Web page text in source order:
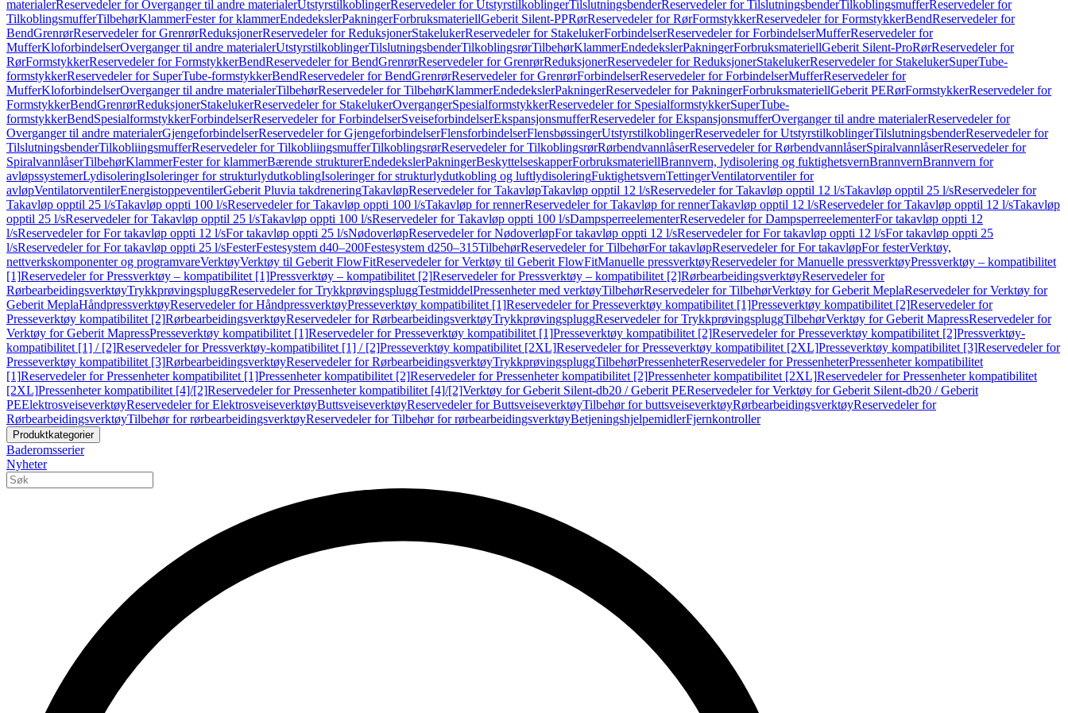
materialerReservedeler for Overganger til andre materialerUtstyrstilkoblingerReservedeler for UtstyrstilkoblingerTilslutningsbenderReservedeler for TilslutningsbenderTilkoblingsmufferReservedeler for
TilkoblingsmufferTilbehørKlammerFester for klammerEndedekslerPakningerForbruksmateriellGeberit Silent-PPRørReservedeler for RørFormstykkerReservedeler for FormstykkerBendReservedeler for
BendGrenrørReservedeler for GrenrørReduksjonerReservedeler for ReduksjonerStakelukerReservedeler for StakelukerForbindelserReservedeler for ForbindelserMufferReservedeler for
MufferKloforbindelserOverganger til andre materialerUtstyrstilkoblingerTilslutningsbenderTilkoblingsrørTilbehørKlammerEndedekslerPakningerForbruksmateriellGeberit Silent-ProRørReservedeler for
RørFormstykkerReservedeler for FormstykkerBendReservedeler for BendGrenrørReservedeler for GrenrørReduksjonerReservedeler for ReduksjonerStakelukerReservedeler for StakelukerSuperTube-
formstykkerReservedeler for SuperTube-formstykkerBendReservedeler for BendGrenrørReservedeler for GrenrørForbindelserReservedeler for ForbindelserMufferReservedeler for
MufferKloforbindelserOverganger til andre materialerTilbehørReservedeler for TilbehørKlammerEndedekslerPakningerReservedeler for PakningerForbruksmateriellGeberit PERørFormstykkerReservedeler for
FormstykkerBendGrenrørReduksjonerStakelukerReservedeler for StakelukerOvergangerSpesialformstykkerReservedeler for SpesialformstykkerSuperTube-
formstykkerBendSpesialformstykkerForbindelserReservedeler for ForbindelserSveiseforbindelserEkspansjonsmufferReservedeler for EkspansjonsmufferOverganger til andre materialerReservedeler for
Overganger til andre materialerGjengeforbindelserReservedeler for GjengeforbindelserFlensforbindelserFlensbøssingerUtstyrstilkoblingerReservedeler for UtstyrstilkoblingerTilslutningsbenderReservedeler for
TilslutningsbenderTilkobliingsmufferReservedeler for TilkobliingsmufferTilkoblingsrørReservedeler for TilkoblingsrørRørbendvannlåserReservedeler for RørbendvannlåserSpiralvannlåserReservedeler for
SpiralvannlåserTilbehørKlammerFester for klammerBærende strukturerEndedekslerPakningerBeskyttelseskapperForbruksmateriellBrannvern, lydisolering og fuktighetsvernBrannvernBrannvern for
avløpssystemerLydisoleringIsoleringer for strukturlydutkoblingIsoleringer for strukturlydutkobling og luftlydisoleringFuktighetsvernTettingerVentilatorventiler for
avløpVentilatorventilerEnergistoppeventilerGeberit Pluvia takdreneringTakavløpReservedeler for TakavløpTakavløp opptil 12 l/sReservedeler for Takavløp opptil 12 l/sTakavløp opptil 25 l/sReservedeler for
Takavløp opptil 25 l/sTakavløp oppti 100 l/sReservedeler for Takavløp oppti 100 l/sTakavløp for rennerReservedeler for Takavløp for rennerTakavløp opptil 12 l/sReservedeler for Takavløp opptil 12 l/sTakavløp
opptil 25 l/sReservedeler for Takavløp opptil 25 l/sTakavløp oppti 100 l/sReservedeler for Takavløp oppti 100 l/sDampsperreelementerReservedeler for DampsperreelementerFor takavløp oppti 12
l/sReservedeler for For takavløp oppti 12 l/sFor takavløp oppti 25 l/sNødoverløpReservedeler for NødoverløpFor takavløp oppti 12 l/sReservedeler for For takavløp oppti 12 l/sFor takavløp oppti 25
l/sReservedeler for For takavløp oppti 25 l/sFesterFestesystem d40–200Festesystem d250–315TilbehørReservedeler for TilbehørFor takavløpReservedeler for For takavløpFor festerVerktøy,
nettverkskomponenter og programvareVerktøyVerktøy til Geberit FlowFitReservedeler for Verktøy til Geberit FlowFitManuelle pressverktøyReservedeler for Manuelle pressverktøyPressverktøy – kompatibilitet
[1]Reservedeler for Pressverktøy – kompatibilitet [1]Pressverktøy – kompatibilitet [2]Reservedeler for Pressverktøy – kompatibilitet [2]RørbearbeidingsverktøyReservedeler for
RørbearbeidingsverktøyTrykkprøvingspluggReservedeler for TrykkprøvingspluggTestmiddelPressenheter med verktøyTilbehørReservedeler for TilbehørVerktøy for Geberit MeplaReservedeler for Verktøy for
Geberit MeplaHåndpressverktøyReservedeler for HåndpressverktøyPresseverktøy kompatibilitet [1]Reservedeler for Presseverktøy kompatibilitet [1]Presseverktøy kompatibilitet [2]Reservedeler for
Presseverktøy kompatibilitet [2]RørbearbeidingsverktøyReservedeler for RørbearbeidingsverktøyTrykkprøvingspluggReservedeler for TrykkprøvingspluggTilbehørVerktøy for Geberit MapressReservedeler for
Verktøy for Geberit MapressPresseverktøy kompatibilitet [1]Reservedeler for Presseverktøy kompatibilitet [1]Presseverktøy kompatibilitet [2]Reservedeler for Presseverktøy kompatibilitet [2]Pressverktøy-
kompatibilitet [1] / [2]Reservedeler for Pressverktøy-kompatibilitet [1] / [2]Presseverktøy kompatibilitet [2XL]Reservedeler for Presseverktøy kompatibilitet [2XL]Presseverktøy kompatibilitet [3]Reservedeler for
Presseverktøy kompatibilitet [3]RørbearbeidingsverktøyReservedeler for RørbearbeidingsverktøyTrykkprøvingspluggTilbehørPressenheterReservedeler for PressenheterPressenheter kompatibilitet
[1]Reservedeler for Pressenheter kompatibilitet [1]Pressenheter kompatibilitet [2]Reservedeler for Pressenheter kompatibilitet [2]Pressenheter kompatibilitet [2XL]Reservedeler for Pressenheter kompatibilitet
[2XL]Pressenheter kompatibilitet [4]/[2]Reservedeler for Pressenheter kompatibilitet [4]/[2]Verktøy for Geberit Silent-db20 / Geberit PEReservedeler for Verktøy for Geberit Silent-db20 / Geberit
PEElektrosveiseverktøyReservedeler for ElektrosveiseverktøyButtsveiseverktøyReservedeler for ButtsveiseverktøyTilbehør for buttsveiseverktøyRørbearbeidingsverktøyReservedeler for
RørbearbeidingsverktøyTilbehør for rørbearbeidingsverktøyReservedeler for Tilbehør for rørbearbeidingsverktøyBetjeningshjelpemidlerFjernkontroller
Produktkategorier
Baderomsserier
Nyheter